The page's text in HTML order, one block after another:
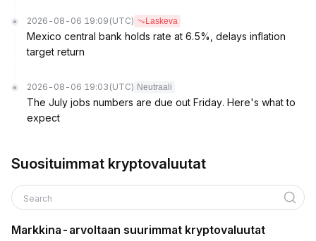
2026-08-06 19:09 (UTC) Laskeva
Mexico central bank holds rate at 6.5%, delays inflation
target return
2026-08-06 19:03 (UTC) Neutraali
The July jobs numbers are due out Friday. Here's what to
expect
Suosituimmat kryptovaluutat
Search
Markkina-arvoltaan suurimmat kryptovaluutat